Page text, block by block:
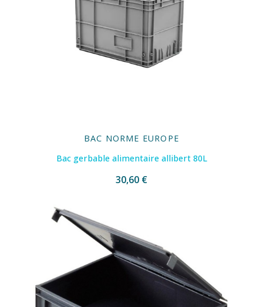
BAC NORME EUROPE
Bac gerbable alimentaire allibert 80L
30,60 €